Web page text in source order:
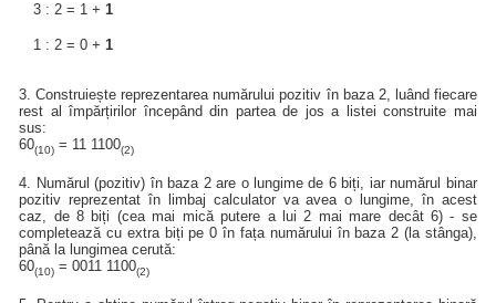
3 : 2 = 1 + 1
1 : 2 = 0 + 1
3. Construiește reprezentarea numărului pozitiv în baza 2, luând fiecare
rest al împărțirilor începând din partea de jos a listei construite mai
sus:
60(10) = 11 1100(2)
4. Numărul (pozitiv) în baza 2 are o lungime de 6 biți, iar numărul binar
pozitiv reprezentat în limbaj calculator va avea o lungime, în acest
caz, de 8 biți (cea mai mică putere a lui 2 mai mare decât 6) - se
completează cu extra biți pe 0 în fața numărului în baza 2 (la stânga),
până la lungimea cerută:
60(10) = 0011 1100(2)